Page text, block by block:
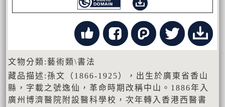
文物分類:藝術類\書法
藏品描述:孫文（1866-1925），出生於廣東省香山
縣，字載之號逸仙，革命時期改稱中山。1886年入
廣州博濟醫院附設醫科學校，次年轉入香港西醫書